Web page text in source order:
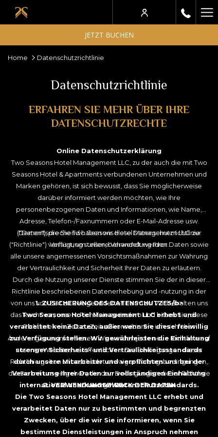
JETZT BUCHEN
Home Datenschutzrichtlinie
Datenschutzrichtlinie
ERFAHREN SIE MEHR ÜBER IHRE
DATENSCHUTZRECHTE
Online Datenschutzerklärung
Two Seasons Hotel Management LLC, zu der auch die mit Two
Seasons Hotel & Apartments verbundenen Unternehmen und
Marken gehören, ist sich bewusst, dass Sie möglicherweise
darüber informiert werden möchten, wie Ihre
personenbezogenen Daten und Informationen, wie Name,
Adresse, Telefon-/Faxnummern oder E-Mail-Adresse usw.
("Daten"), die Sie Two Seasons Hotel Management LLC zur
Verfügung stellen, behandelt werden.
Dementsprechend haben wir diese Datenschutzrichtlinie
("Richtlinie") verfasst, um unsere Verwendung Ihrer Daten sowie
alle unsere angemessenen Vorsichtsmaßnahmen zur Wahrung
der Vertraulichkeit und Sicherheit Ihrer Daten zu erläutern.
Durch die Nutzung unserer Dienste stimmen Sie der in dieser
Richtlinie beschriebenen Datenerhebung und -nutzung in der
von uns von Zeit zu Zeit geänderten Form zu. Wir behalten uns
das Recht vor, unsere Richtlinie zu ändern und bitten Sie, diese
Richtlinie von Zeit zu Zeit zu konsultieren, um sich über
Änderungen zu informieren. Wir werden jede neue Richtlinie auf
unseren Websites veröffentlichen. Die Bedingungen dieser
Richtlinie gelten unbeschadet etwaiger Vertragsbedingungen,
die Sie mit uns eingehen, die den Bedingungen dieser Richtlinie
vorgehen.
1. ZUSICHERUNG DES DATENSCHUTZES/b>
Two Seasons Hotel Management LLC erhebt und
verarbeitet keine Daten, außer wenn Sie diese freiwillig
zur Verfügung stellen. Wir gewährleisten die Einhaltung
strenger Sicherheits- und Vertraulichkeitsstandards
durch unsere Mitarbeiter und verpflichten uns bei der
Verarbeitung Ihrer Daten zur vollständigen Einhaltung
international anerkannter Datenschutzstandards.
2. VERWENDUNGSZWECK DER DATEN
Die Two Seasons Hotel Management LLC erhebt und
verarbeitet Daten nur zu bestimmten und begrenzten
Zwecken, über die wir Sie informieren, wenn Sie
bestimmte Dienstleistungen in Anspruch nehmen